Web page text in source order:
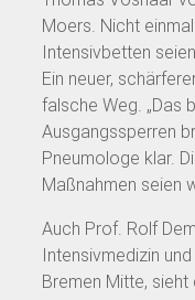
Moers. Nicht
Intensivbetten
Ein neuer,
falsche Weg. „Das
Ausgangssperren
Pneumologe klar.
Maßnahmen seien
Auch Prof. Rolf
Intensivmedizin
Bremen Mitte,